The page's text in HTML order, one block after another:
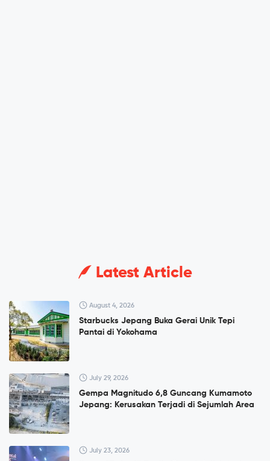
Latest Article
August 4, 2026
Starbucks Jepang Buka Gerai Unik Tepi
Pantai di Yokohama
July 29, 2026
Gempa Magnitudo 6,8 Guncang Kumamoto
Jepang: Kerusakan Terjadi di Sejumlah Area
July 23, 2026